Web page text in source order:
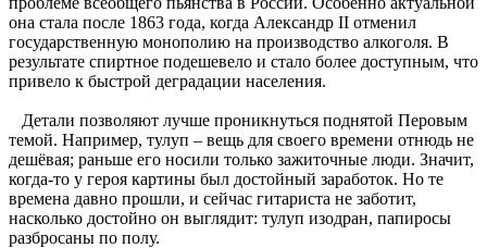
она стала после 1863 года, когда Александр II отменил
государственную монополию на производство алкоголя. В
результате спиртное подешевело и стало более доступным, что
привело к быстрой деградации населения.
Детали позволяют лучше проникнуться поднятой Перовым
темой. Например, тулуп – вещь для своего времени отнюдь не
дешёвая; раньше его носили только зажиточные люди. Значит,
когда-то у героя картины был достойный заработок. Но те
времена давно прошли, и сейчас гитариста не заботит,
насколько достойно он выглядит: тулуп изодран, папиросы
разбросаны по полу.